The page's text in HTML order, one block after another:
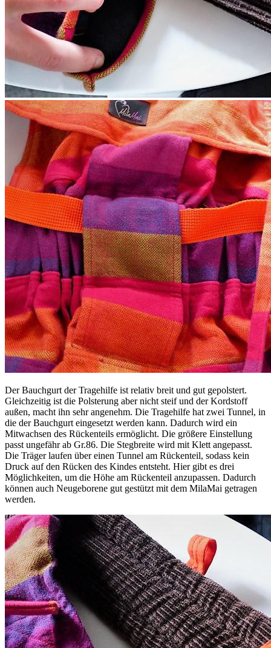
Der Bauchgurt der Tragehilfe ist relativ breit und gut gepolstert.
Gleichzeitig ist die Polsterung aber nicht steif und der Kordstoff
außen, macht ihn sehr angenehm. Die Tragehilfe hat zwei Tunnel, in
die der Bauchgurt eingesetzt werden kann. Dadurch wird ein
Mitwachsen des Rückenteils ermöglicht. Die größere Einstellung
passt ungefähr ab Gr.86. Die Stegbreite wird mit Klett angepasst.
Die Träger laufen über einen Tunnel am Rückenteil, sodass kein
Druck auf den Rücken des Kindes entsteht. Hier gibt es drei
Möglichkeiten, um die Höhe am Rückenteil anzupassen. Dadurch
können auch Neugeborene gut gestützt mit dem MilaMai getragen
werden.